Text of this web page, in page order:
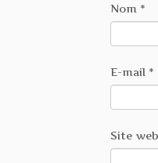
Nom *
E-mail *
Site web